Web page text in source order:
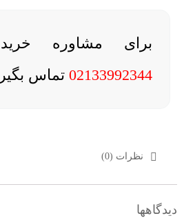
برای مشاوره
02133992344 تماس
نظرات (0)
دیدگاهها